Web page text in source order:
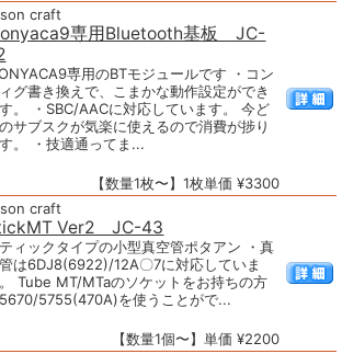
craft
専用Bluetooth基板 JC-
専用のBTモジュールです ・コン
グ書き換えで、こまかな動作設定ができ
。 ・SBC/AACに対応しています。 今ど
サブスクが気楽に使えるので消費が捗り
。 ・技適通ってま...
【数量1枚〜】1枚単価 ¥3300
craft
Ver2 JC-43
ィックタイプの小型真空管ポタアン ・真
は6DJ8(6922)/12A〇7に対応していま
Tube MT/MTaのソケットをお持ちの方
5755(470A)を使うことがで...
【数量1個〜】単価 ¥2200